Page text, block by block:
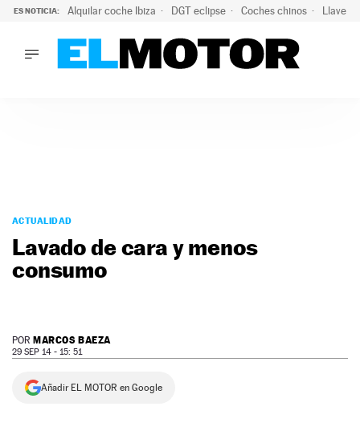
ES NOTICIA: Alquilar coche Ibiza DGT eclipse Coches chinos Llaves
PODCAST
MOTOS
TECNOLOGÍA
SERVICIOS
NEWSLETTER
ACTUALIDAD
Lavado de cara y menos
consumo
POR MARCOS BAEZA
29 SEP 14 - 15: 51
Añadir EL MOTOR en Google